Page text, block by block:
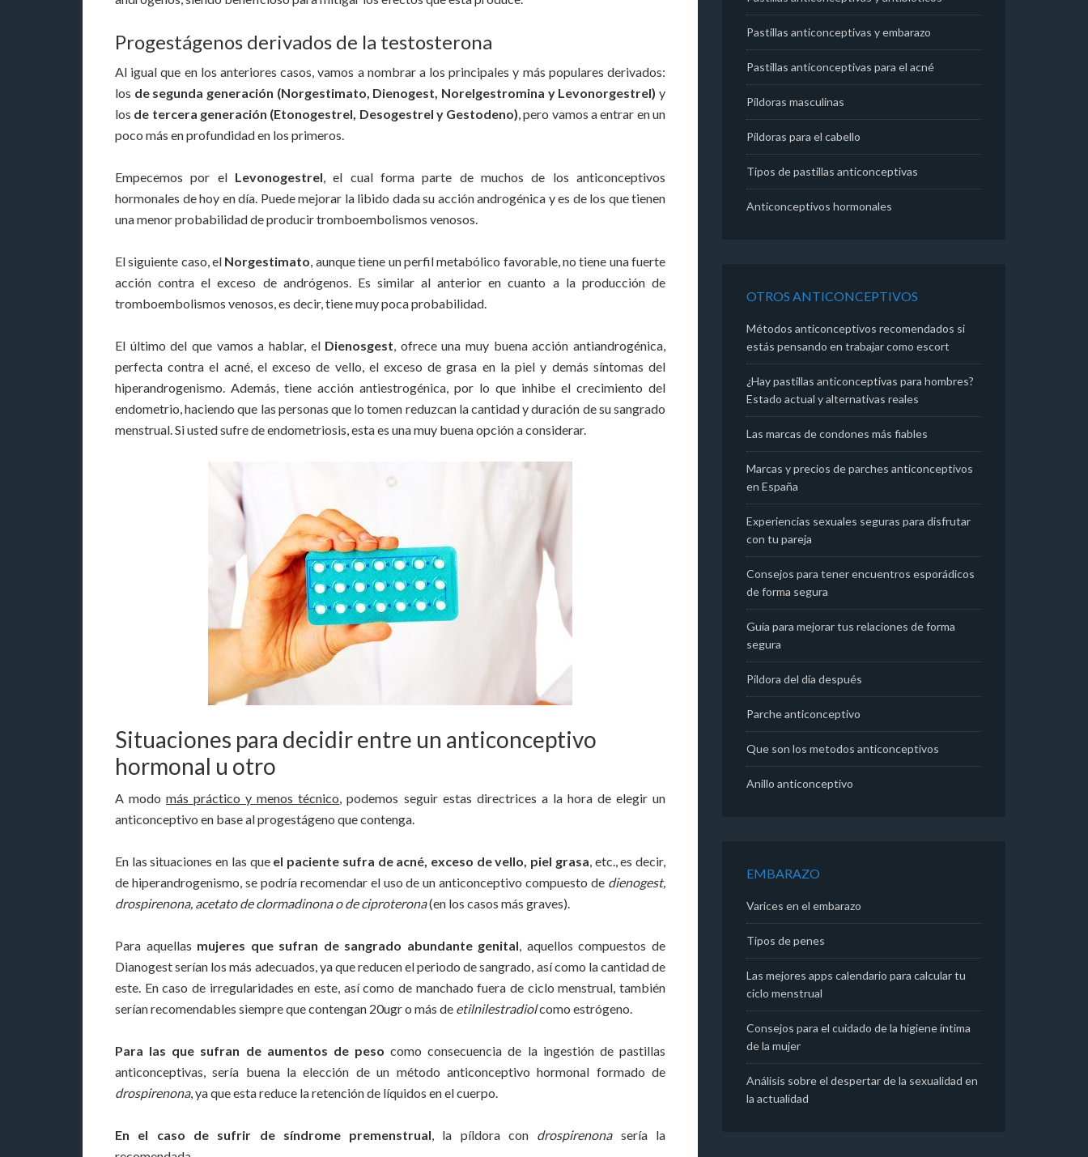
Progestágenos derivados de la testosterona
Al igual que en los anteriores casos, vamos a nombrar a los principales y más populares derivados:
los de segunda generación (Norgestimato, Dienogest, Norelgestromina y Levonorgestrel) y
los de tercera generación (Etonogestrel, Desogestrel y Gestodeno), pero vamos a entrar en un
poco más en profundidad en los primeros.
Empecemos por el Levonogestrel, el cual forma parte de muchos de los anticonceptivos
hormonales de hoy en día. Puede mejorar la libido dada su acción androgénica y es de los que tienen
una menor probabilidad de producir tromboembolismos venosos.
El siguiente caso, el Norgestimato, aunque tiene un perfil metabólico favorable, no tiene una fuerte
acción contra el exceso de andrógenos. Es similar al anterior en cuanto a la producción de
tromboembolismos venosos, es decir, tiene muy poca probabilidad.
El último del que vamos a hablar, el Dienosgest, ofrece una muy buena acción antiandrogénica,
perfecta contra el acné, el exceso de vello, el exceso de grasa en la piel y demás síntomas del
hiperandrogenismo. Además, tiene acción antiestrogénica, por lo que inhibe el crecimiento del
endometrio, haciendo que las personas que lo tomen reduzcan la cantidad y duración de su sangrado
menstrual. Si usted sufre de endometriosis, esta es una muy buena opción a considerar.
Situaciones para decidir entre un anticonceptivo
hormonal u otro
A modomás práctico y menos técnico, podemos seguir estas directrices a la hora de elegir un
anticonceptivo en base al progestágeno que contenga.
En las situaciones en las que el paciente sufra de acné, exceso de vello, piel grasa, etc., es decir,
de hiperandrogenismo, se podría recomendar el uso de un anticonceptivo compuesto de dienogest,
drospirenona, acetato de clormadinona o de ciproterona(en los casos más graves).
Para aquellas mujeres que sufran de sangrado abundante genital, aquellos compuestos de
Dianogest serían los más adecuados, ya que reducen el periodo de sangrado, así como la cantidad de
este. En caso de irregularidades en este, así como de manchado fuera de ciclo menstrual, también
serían recomendables siempre que contengan 20ugr o más de etilnilestradiolcomo estrógeno.
Para las que sufran de aumentos de peso como consecuencia de la ingestión de pastillas
anticonceptivas, sería buena la elección de un método anticonceptivo hormonal formado de
drospirenona, ya que esta reduce la retención de líquidos en el cuerpo.
En el caso de sufrir de síndrome premenstrual, la píldora con drospirenonasería la
Pastillas anticonceptivas y embarazo
Pastillas anticonceptivas para el acné
Píldoras masculinas
Píldoras para el cabello
Tipos de pastillas anticonceptivas
Anticonceptivos hormonales
OTROS ANTICONCEPTIVOS
Métodos anticonceptivos recomendados si
estás pensando en trabajar como escort
¿Hay pastillas anticonceptivas para hombres?
Estado actual y alternativas reales
Las marcas de condones más fiables
Marcas y precios de parches anticonceptivos
en España
Experiencias sexuales seguras para disfrutar
con tu pareja
Consejos para tener encuentros esporádicos
de forma segura
Guía para mejorar tus relaciones de forma
segura
Píldora del día después
Parche anticonceptivo
Que son los metodos anticonceptivos
Anillo anticonceptivo
EMBARAZO
Varices en el embarazo
Tipos de penes
Las mejores apps calendario para calcular tu
ciclo menstrual
Consejos para el cuidado de la higiene íntima
de la mujer
Análisis sobre el despertar de la sexualidad en
la actualidad